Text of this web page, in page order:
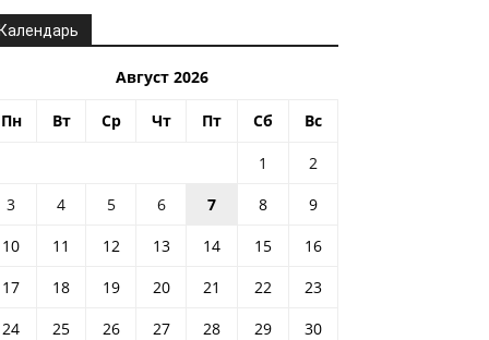
Август 2026
Пн Вт Ср Чт Пт Сб Вс
1
2
3
4 5 6 7 8
9
10
11 12 13 14 15
16
17
18 19 20 21 22
23
24
25 26 27 28 29
30